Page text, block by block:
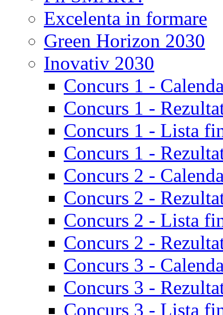
Excelenta in formare
Green Horizon 2030
Inovativ 2030
Concurs 1 -
Concurs 1 -
Concurs 1 - Lista
Concurs 1 -
Concurs 2 -
Concurs 2 -
Concurs 2 - Lista
Concurs 2 -
Concurs 3 -
Concurs 3 -
Concurs 3 - Lista